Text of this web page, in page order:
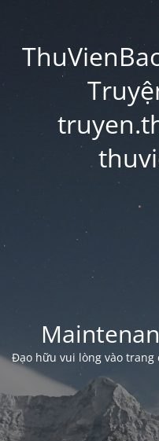
Đạo hữu vui lòng vào trang